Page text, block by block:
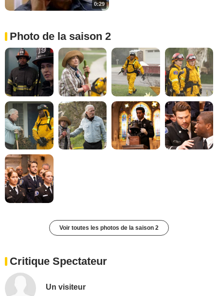
0:29
Photo de la saison 2
Voir toutes les photos de la saison 2
Critique Spectateur
Un visiteur